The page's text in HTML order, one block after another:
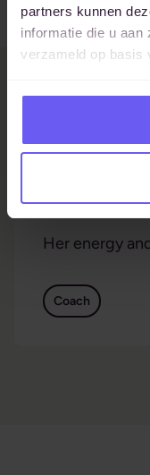
partners kunnen
informatie die u aan
verzameld op basis
Her energy
Coach